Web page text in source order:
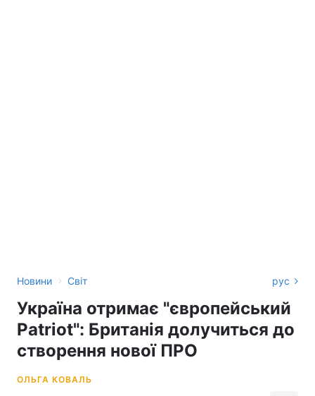
Новини › Світ рус
Україна отримає "європейський
Patriot": Британія долучиться до
створення нової ПРО
ОЛЬГА КОВАЛЬ